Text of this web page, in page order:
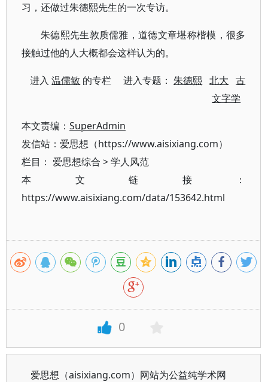
习，还做过朱德熙先生的一次专访。
朱德熙先生敦质儒雅，道德文章堪称楷模，很多
接触过他的人大概都会这样认为的。
进入温儒敏 的专栏 进入专题：朱德熙 北大
古
文字学
本文责编： SuperAdmin
发信站：爱思想（https://www.aisixiang.com）
栏目： 爱思想综合 >学人风范
本文链接：
https://www.aisixiang.com/data/153642.html
0
爱思想（aisixiang.com）网站为公益纯学术网